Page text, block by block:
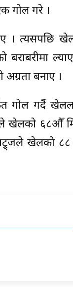
गोल गरे ।
। त्यसपछि
बनाए ।
गोल गर्दै
खेलको ६८औँ
खेलको